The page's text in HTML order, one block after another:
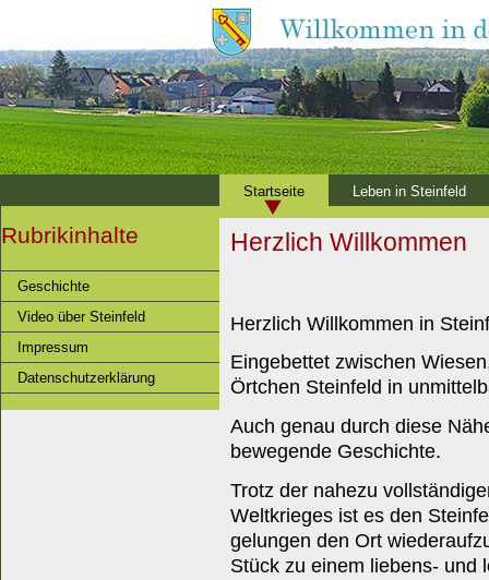
Startseite Leben in Steinfeld
Rubrikinhalte
Geschichte
Video über Steinfeld
Impressum
Datenschutzerklärung
Herzlich Willkommen
Herzlich Willkommen in
Eingebettet zwischen
Örtchen Steinfeld in
Auch genau durch diese
bewegende Geschichte.
Trotz der nahezu
Weltkrieges ist es den
gelungen den Ort
Stück zu einem liebens- und